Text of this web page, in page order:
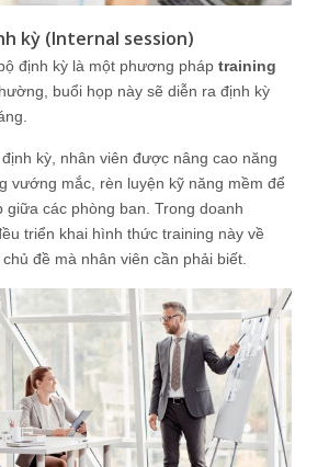
kỳ (Internal session)
định kỳ là một phương pháp training
buổi họp này sẽ diễn ra định kỳ
kỳ, nhân viên được nâng cao năng
vướng mắc, rèn luyện kỹ năng mềm để
giữa các phòng ban. Trong doanh
triển khai hình thức training này về
đề mà nhân viên cần phải biết.